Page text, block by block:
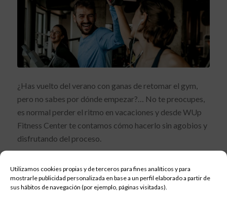
Utilizamos cookies propias y de terceros para fines analíticos y para
mostrarle publicidad personalizada en base a un perfil elaborado a partir de
sus hábitos de navegación (por ejemplo, páginas visitadas).
¿Has vuelto del verano con ganas de retomar el gym,
pero no sabes por dónde empezar?… No te preocupes,
es normal perder el ritmo en vacaciones y desde WUp
Fitness Center te contamos cómo hacerlo sin agobios y
disfrutando del proceso.
Leer más